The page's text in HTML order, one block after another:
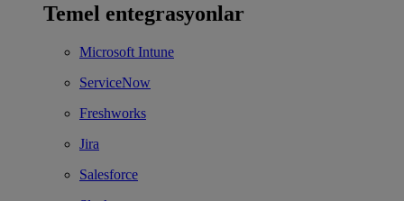
Temel entegrasyonlar
Microsoft Intune
ServiceNow
Freshworks
Jira
Salesforce